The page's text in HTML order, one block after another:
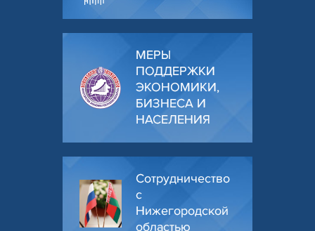
МЕРЫ
ПОДДЕРЖКИ
ЭКОНОМИКИ,
БИЗНЕСА И
НАСЕЛЕНИЯ
Сотрудничество
с
Нижегородской
областью